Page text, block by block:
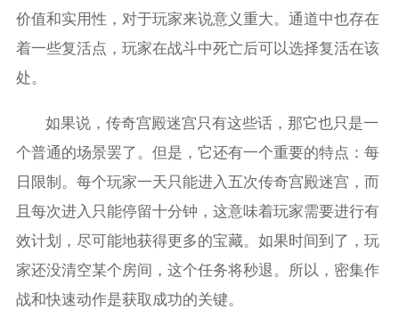
价值和实用性，对于玩家来说意义重大。通道中也存在
着一些复活点，玩家在战斗中死亡后可以选择复活在该
处。
如果说，传奇宫殿迷宫只有这些话，那它也只是一
个普通的场景罢了。但是，它还有一个重要的特点：每
日限制。每个玩家一天只能进入五次传奇宫殿迷宫，而
且每次进入只能停留十分钟，这意味着玩家需要进行有
效计划，尽可能地获得更多的宝藏。如果时间到了，玩
家还没清空某个房间，这个任务将秒退。所以，密集作
战和快速动作是获取成功的关键。